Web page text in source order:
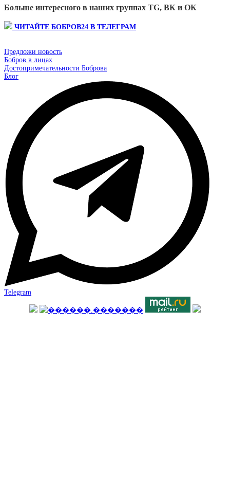
Больше интересного в наших группах TG, ВК и ОК
ЧИТАЙТЕ БОБРОВ24 В ТЕЛЕГРАМ
Предложи новость
Бобров в лицах
Достопримечательности Боброва
Блог
Telegram